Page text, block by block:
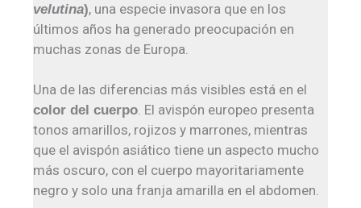
velutina), una especie invasora que en los
últimos años ha generado preocupación en
muchas zonas de Europa.
Una de las diferencias más visibles está en el
color del cuerpo. El avispón europeo presenta
tonos amarillos, rojizos y marrones, mientras
que el avispón asiático tiene un aspecto mucho
más oscuro, con el cuerpo mayoritariamente
negro y solo una franja amarilla en el abdomen.